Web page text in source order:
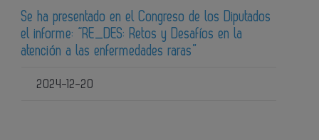
Se ha presentado en el Congreso de los Diputados
el informe: “RE_DES: Retos y Desafíos en la
atención a las enfermedades raras”
2024-12-20